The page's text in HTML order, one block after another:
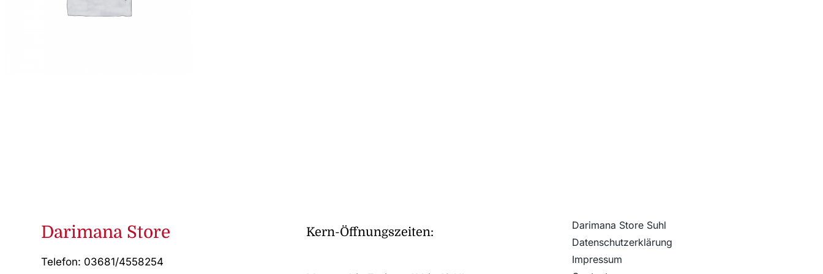
Darimana Store
Telefon: 03681/4558254
Kern-Öffnungszeiten:
Darimana Store Suhl
Datenschutz­erklärung
Impressum